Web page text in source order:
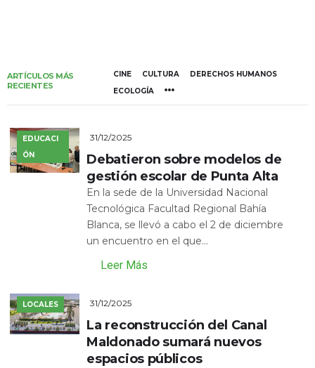
ARTÍCULOS MÁS
RECIENTES
CINE CULTURA
DERECHOS HUMANOS
ECOLOGÍA
EDUCACI
ÓN
31/12/2025
Debatieron sobre modelos de
gestión escolar de Punta Alta
En la sede de la Universidad Nacional
Tecnológica Facultad Regional Bahía
Blanca, se llevó a cabo el 2 de diciembre
un encuentro en el que...
Leer Más
LOCALES 31/12/2025
La reconstrucción del Canal
Maldonado sumará nuevos
espacios públicos